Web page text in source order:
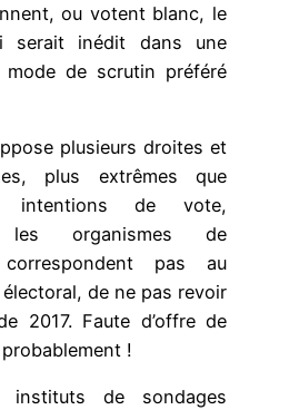
ou votent blanc, le
serait inédit dans une
mode de scrutin préféré
plusieurs droites et
plus extrêmes que
intentions de vote,
les organismes de
pas au
de ne pas revoir
2017. Faute d’offre de
!
de sondages